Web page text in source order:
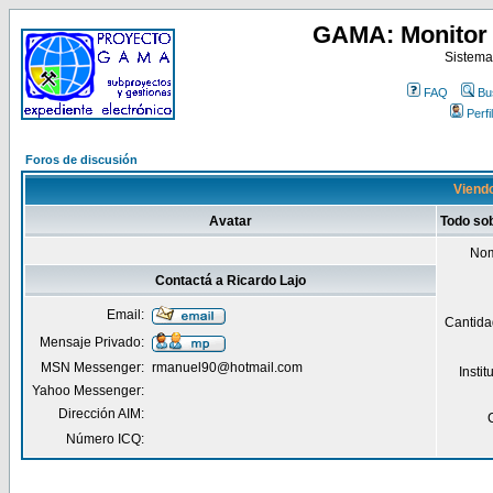
GAMA:
FAQ
Perfil
Foros de discusión
Avatar Todo
Contactá a Ricardo Lajo
Email:
Mensaje Privado:
MSN Messenger: rmanuel90@hotmail.com
Yahoo Messenger:
Dirección AIM:
Número ICQ: